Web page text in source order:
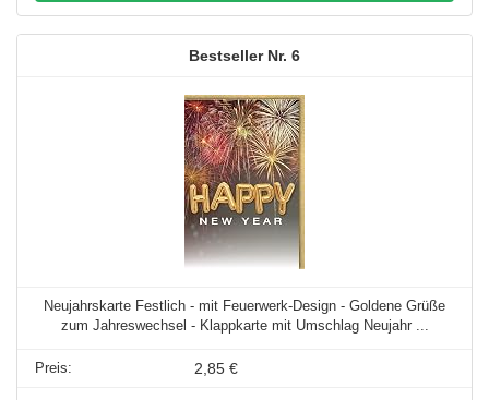
6
Neujahrskarte Festlich - mit Feuerwerk-Design - Goldene Grüße
zum Jahreswechsel - Klappkarte mit Umschlag Neujahr ...
2,85 €